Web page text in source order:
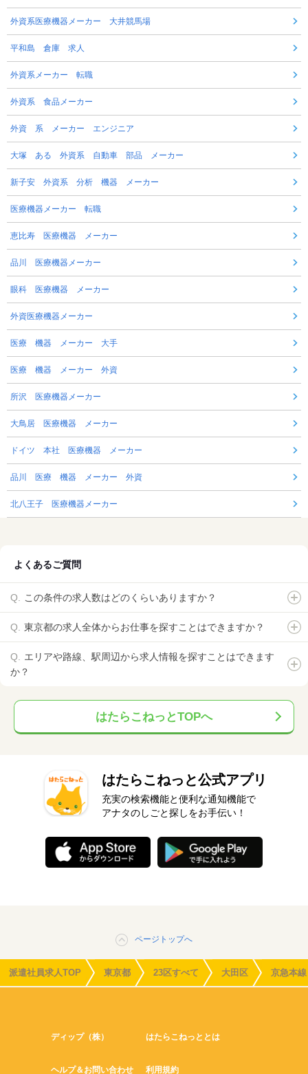
外資系医療機器メーカー 大井競馬場
平和島 倉庫 求人
外資系メーカー 転職
外資系 食品メーカー
外資 系 メーカー エンジニア
大塚 ある 外資系 自動車 部品 メーカー
新子安 外資系 分析 機器 メーカー
医療機器メーカー 転職
恵比寿 医療機器 メーカー
品川 医療機器メーカー
眼科 医療機器 メーカー
外資医療機器メーカー
医療 機器 メーカー 大手
医療 機器 メーカー 外資
所沢 医療機器メーカー
大鳥居 医療機器 メーカー
ドイツ 本社 医療機器 メーカー
品川 医療 機器 メーカー 外資
北八王子 医療機器メーカー
よくあるご質問
この条件の求人数はどのくらいありますか？
東京都の求人全体からお仕事を探すことはできますか？
エリアや路線、駅周辺から求人情報を探すことはできます
か？
はたらこねっとTOPへ
はたらこねっと公式アプリ
充実の検索機能と便利な通知機能で
アナタのしごと探しをお手伝い！
ページトップへ
派遣社員求人TOP 東京都 23区すべて 大田区 京急本線
ディップ（株） はたらこねっととは
ヘルプ＆お問い合わせ 利用規約